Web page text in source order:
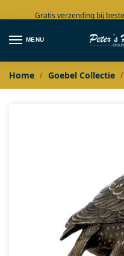
Gratis verzending bij
Grote
MENU
Home / Goebel Collectie /